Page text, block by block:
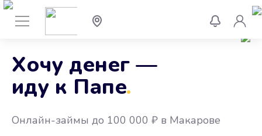
Хочу денег —
иду к Папе
.
Онлайн-займы до 100 000 ₽ в Макарове